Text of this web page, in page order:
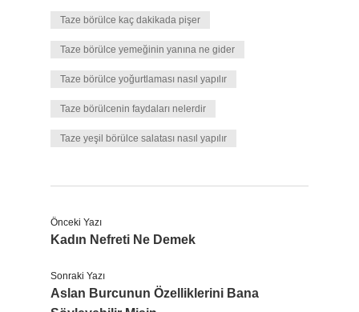
Taze börülce kaç dakikada pişer
Taze börülce yemeğinin yanına ne gider
Taze börülce yoğurtlaması nasıl yapılır
Taze börülcenin faydaları nelerdir
Taze yeşil börülce salatası nasıl yapılır
Önceki Yazı
Kadın Nefreti Ne Demek
Sonraki Yazı
Aslan Burcunun Özelliklerini Bana